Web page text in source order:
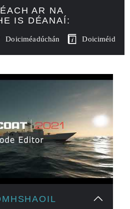
AR NA
IS DÉANAÍ:
Doiciméadúchán Doiciméid